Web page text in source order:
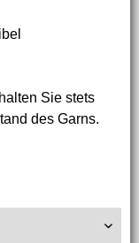
Sie stets
des Garns.